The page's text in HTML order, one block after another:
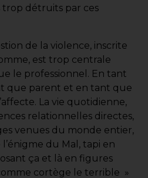
trop détruits par ces
de la violence, inscrite
est trop centrale
le professionnel. En tant
que parent et en tant que
La vie quotidienne,
relationnelles directes,
venues du monde entier,
du Mal, tapi en
ça et là en figures
cortège le terrible »